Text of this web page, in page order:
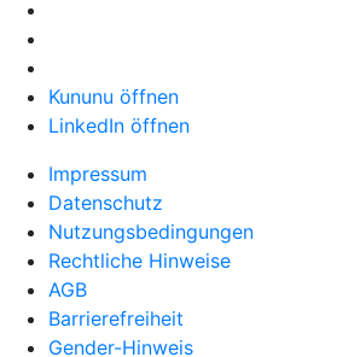
Kununu öffnen
LinkedIn öffnen
Impressum
Datenschutz
Nutzungsbedingungen
Rechtliche Hinweise
AGB
Barrierefreiheit
Gender-Hinweis